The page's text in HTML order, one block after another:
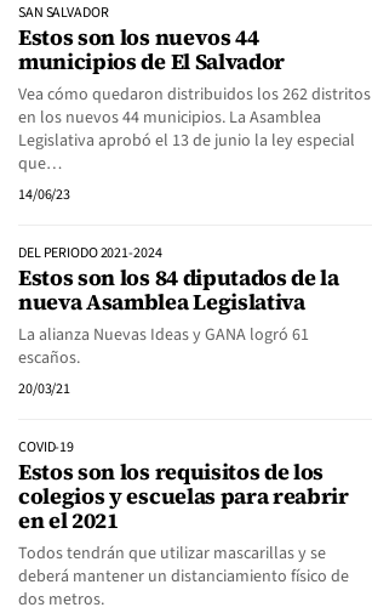
SAN SALVADOR
Estos son los nuevos 44
municipios de El Salvador
Vea cómo quedaron distribuidos los 262 distritos
en los nuevos 44 municipios. La Asamblea
Legislativa aprobó el 13 de junio la ley especial
que…
14/06/23
DEL PERIODO 2021-2024
Estos son los 84 diputados de la
nueva Asamblea Legislativa
La alianza Nuevas Ideas y GANA logró 61
escaños.
20/03/21
COVID-19
Estos son los requisitos de los
colegios y escuelas para reabrir
en el 2021
Todos tendrán que utilizar mascarillas y se
deberá mantener un distanciamiento físico de
dos metros.